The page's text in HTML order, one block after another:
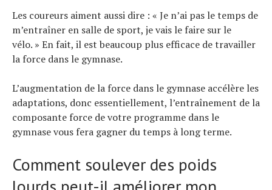
Les coureurs aiment aussi dire : « Je n’ai pas le temps de
m’entraîner en salle de sport, je vais le faire sur le
vélo. » En fait, il est beaucoup plus efficace de travailler
la force dans le gymnase.
L’augmentation de la force dans le gymnase accélère les
adaptations, donc essentiellement, l’entraînement de la
composante force de votre programme dans le
gymnase vous fera gagner du temps à long terme.
Comment soulever des poids